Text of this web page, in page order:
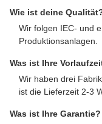
Wie ist deine
Wir folgen IEC- und
Produktionsanlagen.
Was ist Ihre
Wir haben drei
ist die Lieferzeit 2-3
Was ist Ihre Garantie?